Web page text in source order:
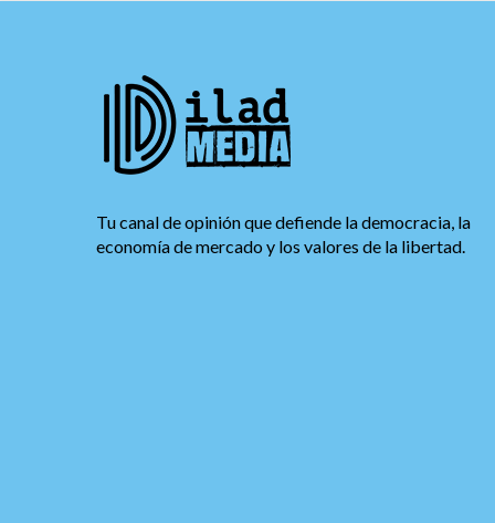
Tu canal de opinión que defiende la democracia, la
economía de mercado y los valores de la libertad.